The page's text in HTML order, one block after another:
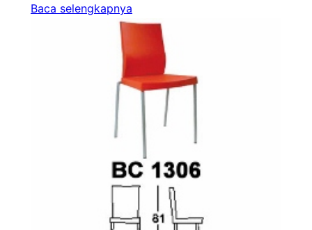
Baca selengkapnya